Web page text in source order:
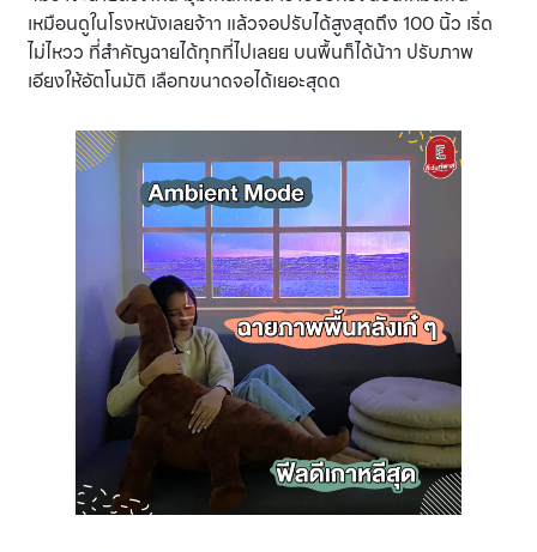
เหมือนดูในโรงหนังเลยจ้าา แล้วจอปรับได้สูงสุดถึง 100 นิ้ว เริ่ด
ไม่ไหวว ที่สำคัญฉายได้ทุกที่ไปเลยย บนพื้นก็ได้น้าา ปรับภาพ
เอียงให้อัตโนมัติ เลือกขนาดจอได้เยอะสุดด